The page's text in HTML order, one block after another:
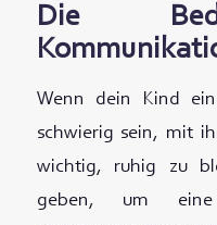
Die
Wenn dein Kind
schwierig sein, mit
wichtig, ruhig zu
geben, um